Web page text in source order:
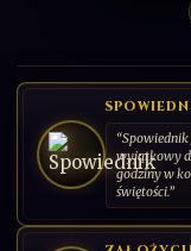
wyjątkowy
godziny w
świętości.”